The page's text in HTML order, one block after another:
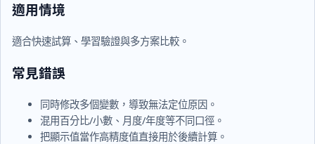
適用情境
適合快速試算、學習驗證與多方案比較。
常見錯誤
同時修改多個變數，導致無法定位原因。
混用百分比/小數、月度/年度等不同口徑。
把顯示值當作高精度值直接用於後續計算。